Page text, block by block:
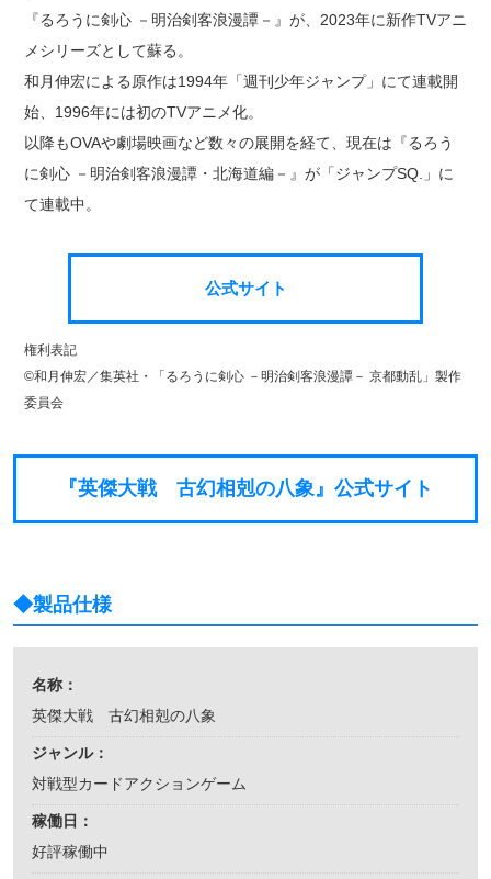
『るろうに剣心 －明治剣客浪漫譚－』が、2023年に新作TVアニ
メシリーズとして蘇る。
和月伸宏による原作は1994年「週刊少年ジャンプ」にて連載開
始、1996年には初のTVアニメ化。
以降もOVAや劇場映画など数々の展開を経て、現在は『るろう
に剣心 －明治剣客浪漫譚・北海道編－』が「ジャンプSQ.」に
て連載中。
公式サイト
権利表記
©和月伸宏／集英社・「るろうに剣心 －明治剣客浪漫譚－ 京都動乱」製作
委員会
『英傑大戦 古幻相剋の八象』公式サイト
◆製品仕様
名称：
英傑大戦 古幻相剋の八象
ジャンル：
対戦型カードアクションゲーム
稼働日：
好評稼働中